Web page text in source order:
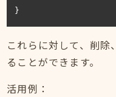
}
これらに対して、削
ることができます。
活用例：